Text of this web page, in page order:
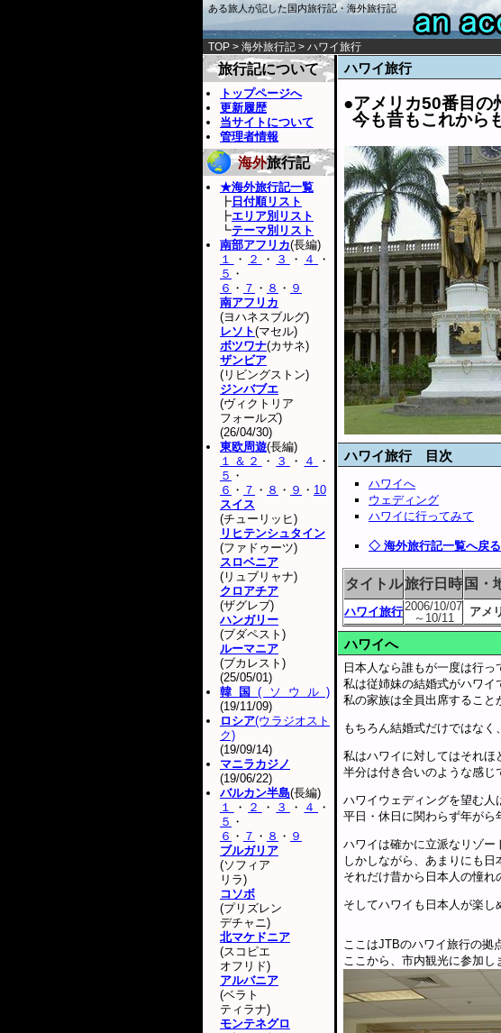
ある旅人が記した国内旅行記・海外旅行記
TOP > 海外旅行記 > ハワイ旅行
ハワイ旅行
●アメリカ50番目の
今も昔もこれから
ハワイ旅行 目次
ハワイへ
ウェディング
ハワイに行ってみて
◇ 海外旅行記一覧へ戻る
タイトル旅行日時 国・
ハワイ旅行2006/10/07
～10/11
アメ
ハワイへ
日本人なら誰もが一度は行っ
私は従姉妹の結婚式がハワイ
私の家族は全員出席すること
もちろん結婚式だけではなく
私はハワイに対してはそれほ
半分は付き合いのような感じ
ハワイウェディングを望む人
平日・休日に関わらず年がら
ハワイは確かに立派なリゾー
しかしながら、あまりにも日
それだけ昔から日本人の憧れ
そしてハワイも日本人が楽し
ここはJTBのハワイ旅行の拠
ここから、市内観光に参加し
旅行記について
トップページへ
更新履歴
当サイトについて
管理者情報
海外旅行記
★海外旅行記一覧
┣ 日付順リスト
┣エリア別リスト
┗テーマ別リスト
南部アフリカ(長編)
１
・ ２ ・ ３ ・ ４
・
５ ・
６ ・ ７ ・ ８ ・ ９
南アフリカ
(ヨハネスブルグ)
レソト(マセル)
ボツワナ(カサネ)
ザンビア
(リビングストン)
ジンバブエ
(ヴィクトリア
フォールズ)
(26/04/30)
東欧周遊(長編)
１＆２
・ ３ ・ ４
・
５ ・
６ ・ ７ ・ ８ ・ ９ ・ 10
スイス
(チューリッヒ)
リヒテンシュタイン
(ファドゥーツ)
スロベニア
(リュブリャナ)
クロアチア
(ザグレブ)
ハンガリー
(ブダペスト)
ルーマニア
(ブカレスト)
(25/05/01)
韓国(ソウル)
(19/11/09)
ロシア(ウラジオスト
ク)
(19/09/14)
マニラカジノ
(19/06/22)
バルカン半島(長編)
１
・ ２ ・ ３ ・ ４
・
５ ・
６ ・ ７ ・ ８ ・ ９
ブルガリア
(ソフィア
リラ)
コソボ
(プリズレン
デチャニ)
北マケドニア
(スコピエ
オフリド)
アルバニア
(ベラト
ティラナ)
モンテネグロ